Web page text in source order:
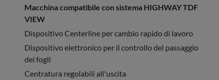
Macchina compatibile con sistema HIGHWAY TDF
VIEW
Dispositivo Centerline per cambio rapido di lavoro
Dispositivo elettronico per il controllo del passaggio
dei fogli
Centratura regolabili all'uscita